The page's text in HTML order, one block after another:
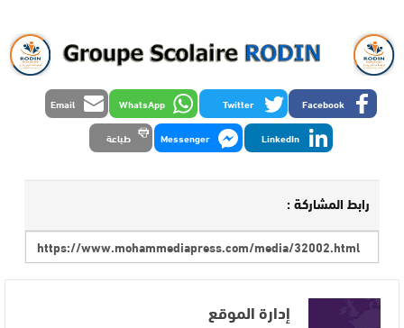
Facebook
Twitter
WhatsApp
Email
LinkedIn
Messenger طباعة
رابط المشاركة :
إدارة الموقع